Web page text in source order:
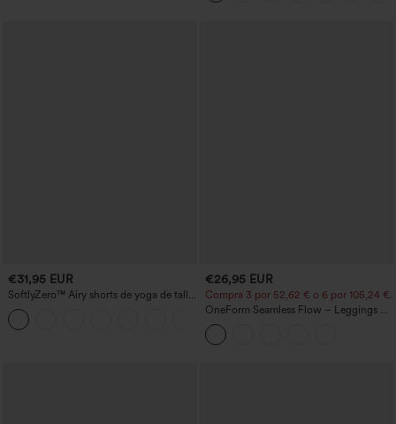
€31,95 EUR
SoftlyZero™ Airy shorts de yoga de talle
alto, fruncidos, InstantCool, 3'' con
bolsillos
€26,95 EUR
Compra 3 por 52,62 € o 6 por 105,24 €.
OneForm Seamless Flow – Leggings de
yoga sin costuras, tiro medio, control de
abdomen y realce de glúteos